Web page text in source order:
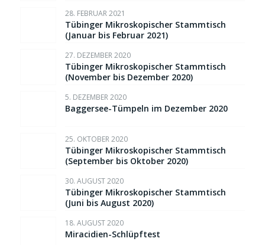
28. FEBRUAR 2021
Tübinger Mikroskopischer Stammtisch
(Januar bis Februar 2021)
27. DEZEMBER 2020
Tübinger Mikroskopischer Stammtisch
(November bis Dezember 2020)
5. DEZEMBER 2020
Baggersee-Tümpeln im Dezember 2020
25. OKTOBER 2020
Tübinger Mikroskopischer Stammtisch
(September bis Oktober 2020)
30. AUGUST 2020
Tübinger Mikroskopischer Stammtisch
(Juni bis August 2020)
18. AUGUST 2020
Miracidien-Schlüpftest